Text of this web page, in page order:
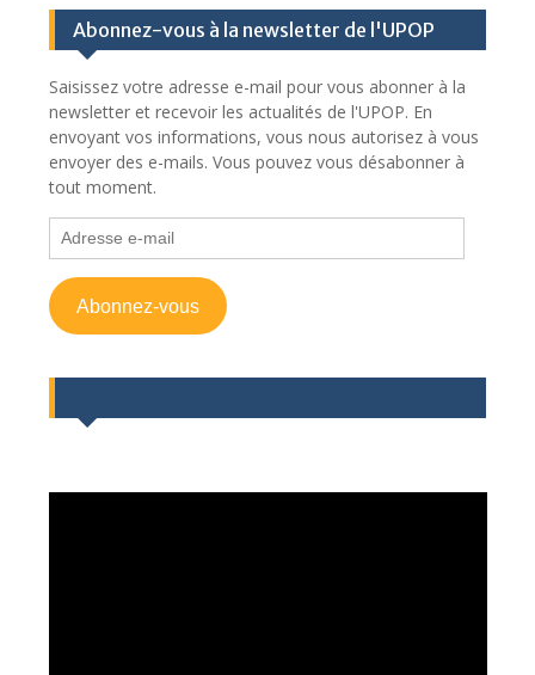
Abonnez-vous à la newsletter de l'UPOP
Saisissez votre adresse e-mail pour vous abonner à la
newsletter et recevoir les actualités de l'UPOP. En
envoyant vos informations, vous nous autorisez à vous
envoyer des e-mails. Vous pouvez vous désabonner à
tout moment.
Adresse
e-
mail
Abonnez-vous